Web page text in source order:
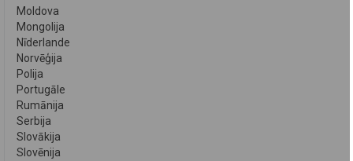
Moldova
Mongolija
Nīderlande
Norvēģija
Polija
Portugāle
Rumānija
Serbija
Slovākija
Slovēnija